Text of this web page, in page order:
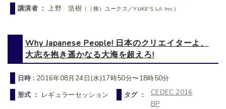
講演者 ：上野 浩樹 （（株）ユークス／YUKE'S LA Inc.）
Why Japanese People! 日本のクリエイターよ、
大志を抱き遥かなる大海を超えろ!
日時 : 2016年08月24日(水)17時50分〜18時50分
形式 ： レギュラーセッション タグ ：
CEDEC 2016
BP